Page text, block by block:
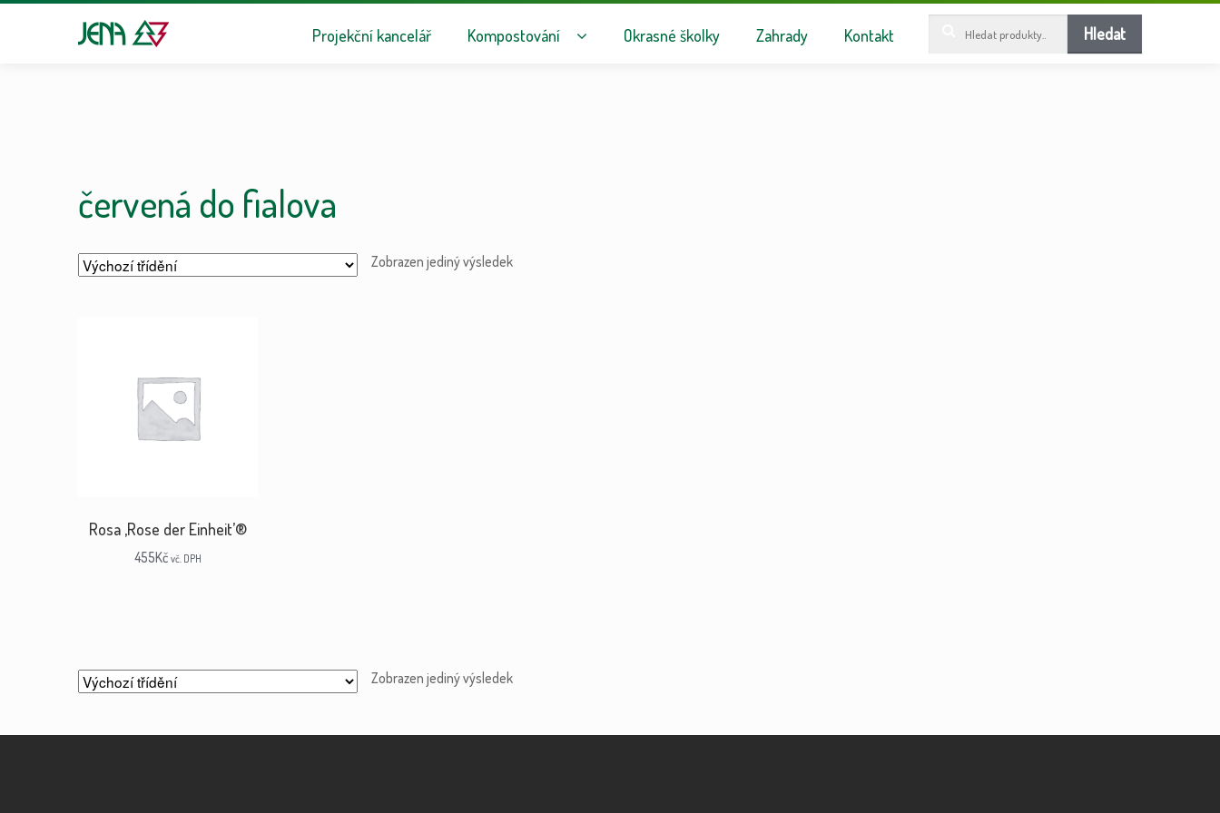
Přeskočit na navigaci
Přejít k obsahu webu
Hledat
Projekční kancelář Kompostování Okrasné školky Zahrady Kontakt
červená do fialova
Zobrazen jediný výsledek
Rosa ‚Rose der Einheit’®
455Kč vč. DPH
Zobrazen jediný výsledek